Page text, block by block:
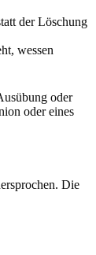
der Löschung
wessen
oder
oder eines
Die